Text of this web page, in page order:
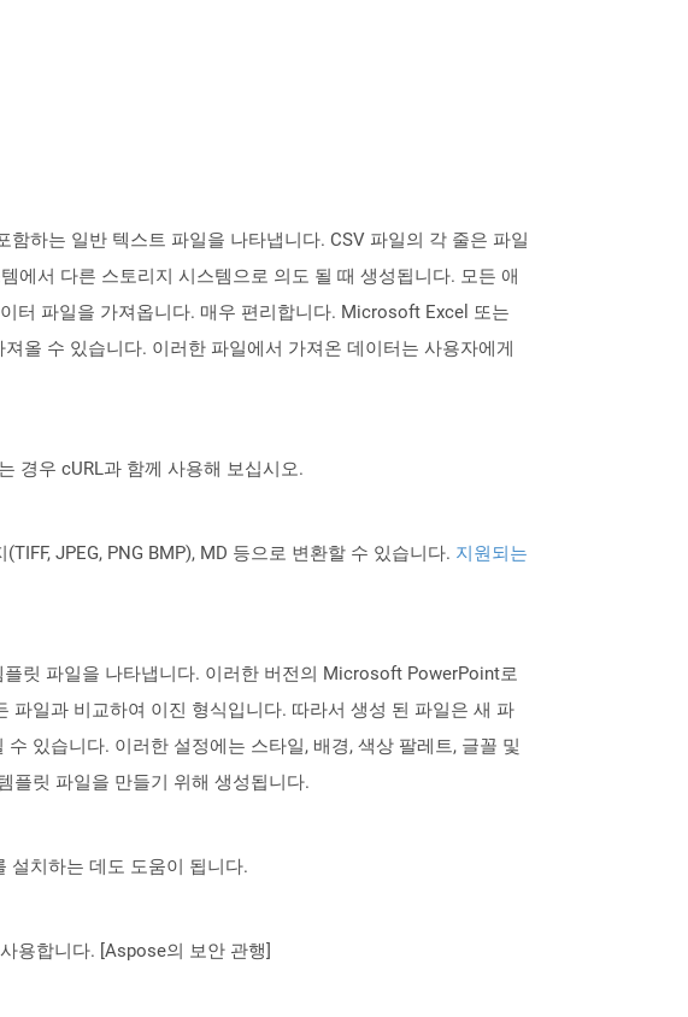
하는 일반 텍스트 파일을 나타냅니다. CSV 파일의 각 줄은 파일
에서 다른 스토리지 시스템으로 의도 될 때 생성됩니다. 모든 애
터 파일을 가져옵니다. 매우 편리합니다. Microsoft Excel 또는
올 수 있습니다. 이러한 파일에서 가져온 데이터는 사용자에게
경우 cURL과 함께 사용해 보십시오.
JPEG, PNG BMP), MD 등으로 변환할 수 있습니다. 지원되는
릿 파일을 나타냅니다. 이러한 버전의 Microsoft PowerPoint로
파일과 비교하여 이진 형식입니다. 따라서 생성 된 파일은 새 파
있습니다. 이러한 설정에는 스타일, 배경, 색상 팔레트, 글꼴 및
플릿 파일을 만들기 위해 생성됩니다.
설치하는 데도 도움이 됩니다.
용합니다. [Aspose의 보안 관행]